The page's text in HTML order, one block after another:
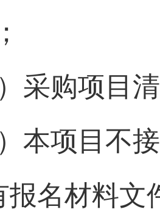
）采购项目
）本项目不
报名材料文